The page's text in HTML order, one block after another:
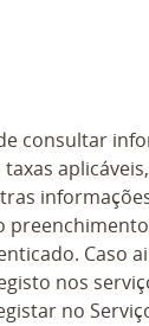
consultar
Caso
nos
no